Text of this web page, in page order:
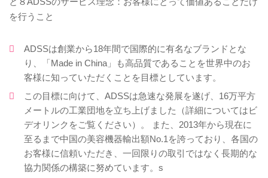
を行うこと
ADSSは創業から18年間で国際的に有名なブランドとな
り、「Made in China」も高品質であることを世界中のお
客様に知っていただくことを目標としています。
この目標に向けて、ADSSは急速な発展を遂げ、16万平方
メートルの工業団地を立ち上げました（詳細についてはビ
デオリンクをご覧ください）。 また、2013年から現在に
至るまで中国の美容機器輸出額No.1を誇っており、各国の
お客様に信頼いただき、一回限りの取引ではなく長期的な
協力関係の構築に努めています。s